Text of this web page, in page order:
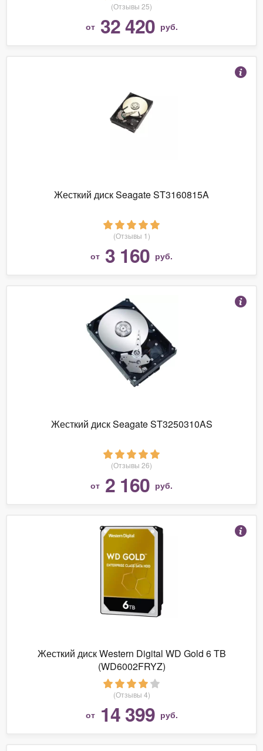
(Отзывы 25)
от 32 420 руб.
Жесткий диск Seagate ST3160815A
(Отзывы 1)
от 3 160 руб.
Жесткий диск Seagate ST3250310AS
(Отзывы 26)
от 2 160 руб.
Жесткий диск Western Digital WD Gold 6 TB
(WD6002FRYZ)
(Отзывы 4)
от 14 399 руб.